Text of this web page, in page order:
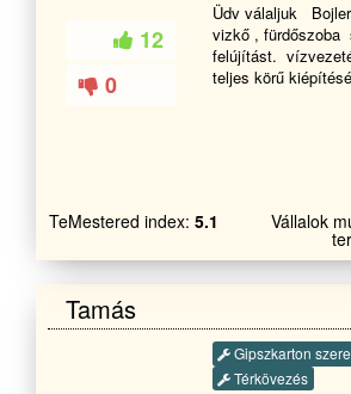
12
0
Üdv válaljuk
vizkő , fürdőszoba
felújítást.
teljes körű
TeMestered index: 5.1 Vállalok
Tamás
Gipszkarton
Térkövezés